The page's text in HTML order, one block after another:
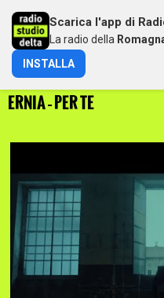
LA PIÙ RICHIESTA DELLA
ERNIA – PER TE
Scarica l'app di
La radio della
INSTALLA